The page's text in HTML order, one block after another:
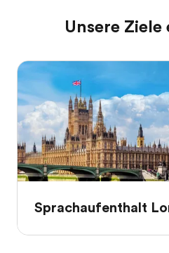
Unsere
Sprachaufenthalt